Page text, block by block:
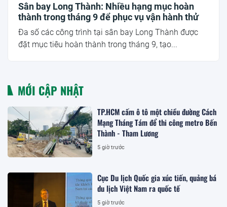
Sân bay Long Thành: Nhiều hạng mục hoàn
thành trong tháng 9 để phục vụ vận hành thử
Đa số các công trình tại sân bay Long Thành được
đặt mục tiêu hoàn thành trong tháng 9, tạo...
MỚI CẬP NHẬT
TP.HCM cấm ô tô một chiều đường Cách
Mạng Tháng Tám để thi công metro Bến
Thành - Tham Lương
5 giờ trước
Cục Du lịch Quốc gia xúc tiến, quảng bá
du lịch Việt Nam ra quốc tế
5 giờ trước